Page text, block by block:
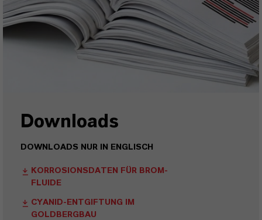
Downloads
DOWNLOADS NUR IN ENGLISCH
KORROSIONSDATEN FÜR BROM-
FLUIDE
CYANID-ENTGIFTUNG IM
GOLDBERGBAU